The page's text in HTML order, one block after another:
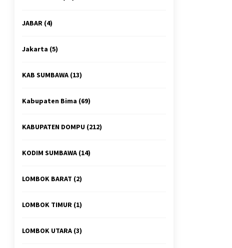
JABAR (4)
Jakarta (5)
KAB SUMBAWA (13)
Kabupaten Bima (69)
KABUPATEN DOMPU (212)
KODIM SUMBAWA (14)
LOMBOK BARAT (2)
LOMBOK TIMUR (1)
LOMBOK UTARA (3)